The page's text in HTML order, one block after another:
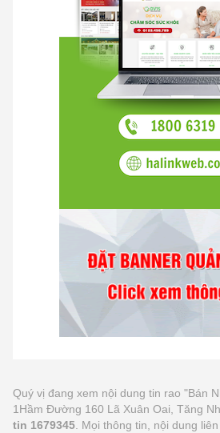
Quý vị đang xem nội dung tin rao "Bán
1Hầm Đường 160 Lã Xuân Oai, Tăng
tin 1679345 . Mọi thông tin, nội dung